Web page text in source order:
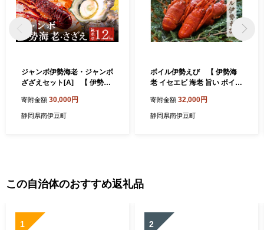
ジャンボ伊勢海老・ジャンボ
ざざえセット[A] 【 伊勢海
さざえ サザエ 人気 名産 高級
おすすめ 数量限定 贈答 静岡
寄附金額 30,000円
静岡県南伊豆町
ボイル伊勢えび 【 伊勢海
老 イセエビ 海老 旨い ボイル
と納税 】
寄附金額 32,000円
静岡県南伊豆町
この自治体のおすすめ返礼品
1 2